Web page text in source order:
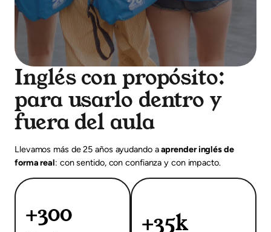
Inglés con propósito:
para usarlo dentro y
fuera del aula
Llevamos más de 25 años ayudando aaprender inglés de
forma real: con sentido, con confianza y con impacto.
+300 +35k